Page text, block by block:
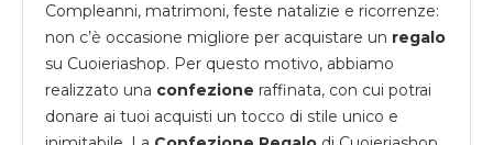
Compleanni, matrimoni, feste natalizie e ricorrenze:
non c’è occasione migliore per acquistare un regalo
su Cuoieriashop. Per questo motivo, abbiamo
realizzato una confezione raffinata, con cui potrai
donare ai tuoi acquisti un tocco di stile unico e